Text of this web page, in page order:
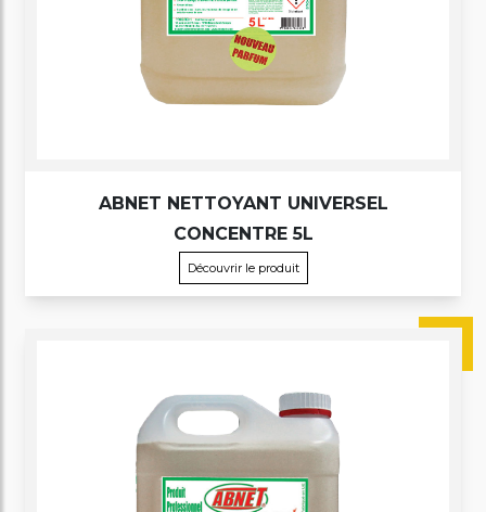
ABNET NETTOYANT UNIVERSEL
CONCENTRE 5L
Découvrir le produit